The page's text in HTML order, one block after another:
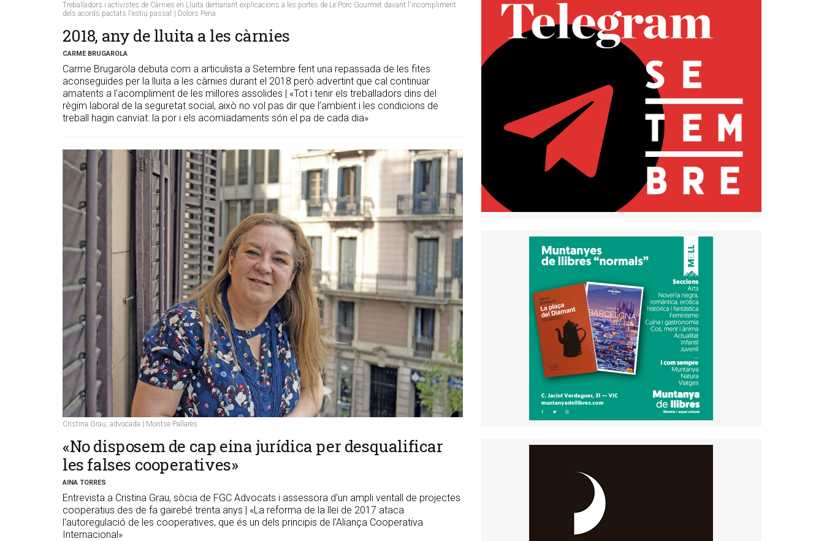
Treballadors i activistes de Càrnies en Lluita demanant explicacions a les portes de Le Porc Gourmet davant l'incompliment
dels acords pactats l'estiu passat | Dolors Pena
2018, any de lluita a les càrnies
CARME BRUGAROLA
Carme Brugarola debuta com a articulista a Setembre fent una repassada de les fites
aconseguides per la lluita a les càrnies durant el 2018 però advertint que cal continuar
amatents a l'acompliment de les millores assolides | «Tot i tenir els treballadors dins del
règim laboral de la seguretat social, això no vol pas dir que l’ambient i les condicions de
treball hagin canviat: la por i els acomiadaments són el pa de cada dia»
Cristina Grau, advocada | Montse Pallarès
«No disposem de cap eina jurídica per desqualificar
les falses cooperatives»
AINA TORRES
Entrevista a Cristina Grau, sòcia de FGC Advocats i assessora d'un ampli ventall de projectes
cooperatius des de fa gairebé trenta anys | «La reforma de la llei de 2017 ataca
l'autoregulació de les cooperatives, que és un dels principis de l'Aliança Cooperativa
Internacional»